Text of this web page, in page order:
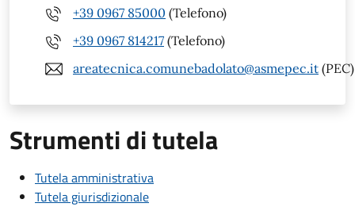
+39 0967 85000 (Telefono)
+39 0967 814217 (Telefono)
areatecnica.comunebadolato@asmepec.it (PEC)
Strumenti di tutela
Tutela amministrativa
Tutela giurisdizionale